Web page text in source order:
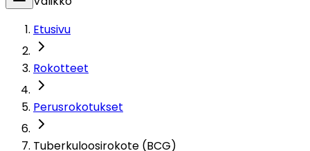
Etusivu
Rokotteet
Perusrokotukset
Tuberkuloosirokote (BCG)